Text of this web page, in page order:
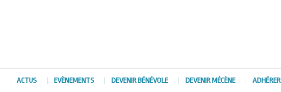
ACTUS EVÈNEMENTS DEVENIR BÉNÉVOLE DEVENIR MÉCÈNE ADHÉRER